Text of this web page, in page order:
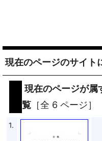
現在のページのサイト
現在のページが属
覧 ［全 6 ページ］
1.